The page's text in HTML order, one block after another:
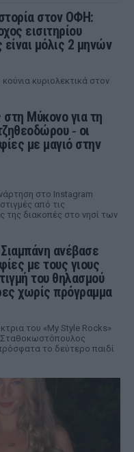
στον ΟΦΗ:
εισιτηρίου
είναι μόλις 2 μηνών
κυριολεκτικά στον
Μύκονο για τη
‑ οι
με μαγιό στην
στο Instagram
από τις
της διακοπές στο νησί των
ανέβασε
με τους γιους
του θηλασμού
χωρίς πρόγραμμα
του «My Style Rocks»
Σταθοκωστόπουλος
το δεύτερο παιδί